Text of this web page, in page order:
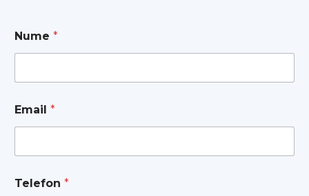
Nume *
Email *
Telefon *